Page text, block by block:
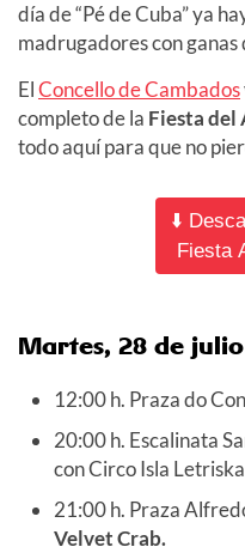
día de “Pé de Cuba” ya
madrugadores con ganas
ElConcello de Cambados
completo de la Fiesta
todo aquí para que no
⬇️
Fiesta
Martes, 28 de
12:00 h. Praza do
20:00 h. Escalinata
con Circo Isla
21:00 h. Praza
Velvet Crab.